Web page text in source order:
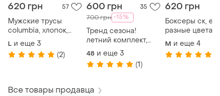
620 грн 57
Мужские трусы
columbia, хлопок,
трусы боксеры
коломбиа, мужские
боксеры
L и еще 3
(2)
600 грн 35
700 грн -15%
Тренд сезона!
летний комплект,
шорты + футболка
nike
48 и еще 3
(1)
620 грн
Боксеры ск,
разные цвета
M и еще 4
Все товары продавца